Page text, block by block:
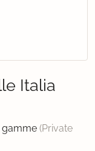
Italia
gamme (Private